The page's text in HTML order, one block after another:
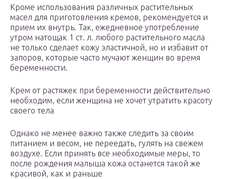
Кроме использования различных растительных
масел для приготовления кремов, рекомендуется и
прием их внутрь. Так, ежедневное употребление
утром натощак 1 ст. л. любого растительного масла
не только сделает кожу эластичной, но и избавит от
запоров, которые часто мучают женщин во время
беременности.
Крем от растяжек при беременности действительно
необходим, если женщина не хочет утратить красоту
своего тела
Однако не менее важно также следить за своим
питанием и весом, не переедать, гулять на свежем
воздухе. Если принять все необходимые меры, то
после рождения малыша кожа останется такой же
красивой, как и раньше